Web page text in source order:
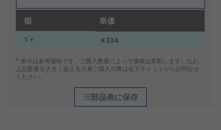
個 単価
1 + ￥334
* 表示は参考価格です。ご購入数量によって価格は変動します。なお、
上記数量を大きく超える大量ご購入の際は右下チャットからお問合せ
ください。
部品表に保存